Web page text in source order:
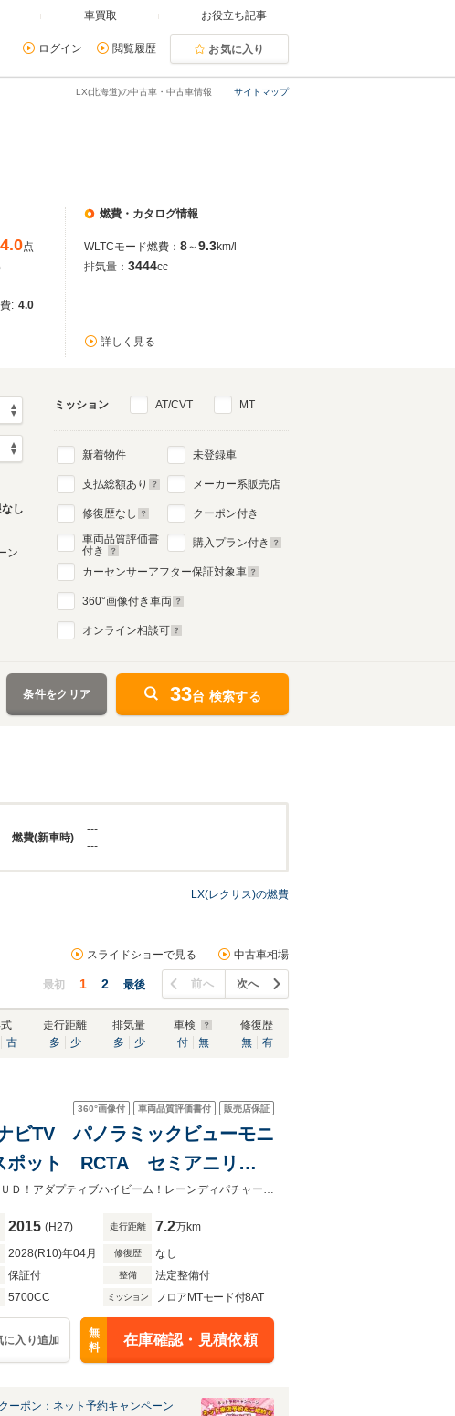
車買取 お役立ち記事
ログイン 閲覧履歴 お気に入り
サイトマップ
LX(北海道)の中古車・中古車情報
4.0点
: 4.0
燃費・カタログ情報
WLTCモード燃費： 8～9.3km/l
排気量： 3444cc
詳しく見る
し
ン
ミッション AT/CVT MT
新着物件
支払総額あり
修復歴なし
車両品質評価書
付き
未登録車
メーカー系販売店
クーポン付き
購入プラン付き
カーセンサーアフター保証対象車
360°画像付き車両
オンライン相談可
条件をクリア 33台 検索する
燃費(新車時)
---
---
LX(レクサス)の燃費
スライドショーで見る 中古車相場
最初 1 2 最後 前へ 次へ
古
走行距離
多
少
排気量
多
少
車検
付
無
修復歴
無
有
360°画像付 車両品質評価書付 販売店保証
TV パノラミックビューモニ
ポット RCTA セミアニリン
ールボックス 21インチアル パワーバックドア！ステアリングヒーター！シートヒーター！カラーＨＵＤ！アダプティブハイビーム！レーンディパチャーアラート！プレミアムサウンド！マルチテレインセレクト！
2015 (H27) 走行距離 7.2万km
2028(R10)年04月 修復歴 なし
保証付 整備 法定整備付
5700CC ミッション フロアMTモード付8AT
に入り追加
無
料
在庫確認・見積依頼
クーポン：ネット予約キャンペーン